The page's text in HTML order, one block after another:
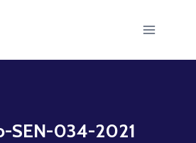
SEN-034-2021